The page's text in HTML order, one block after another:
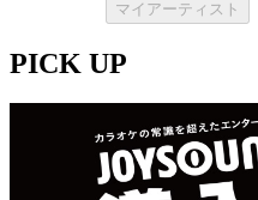
マイアーティスト
PICK UP